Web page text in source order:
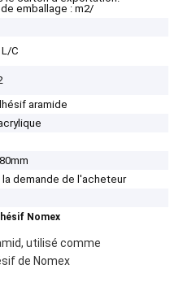
emballage : m2/
C
aramide
la demande de l'acheteur
Nomex
utilisé comme
de Nomex